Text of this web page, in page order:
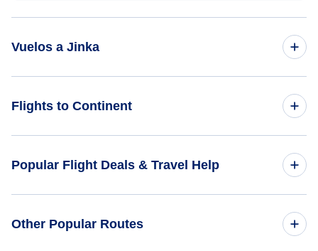
Vuelos a Jinka
Vuelos de Albury a Jinka - ABX a BCO
Flights to Continent
Flights to Caribbean
Popular Flight Deals & Travel Help
Other Popular Routes